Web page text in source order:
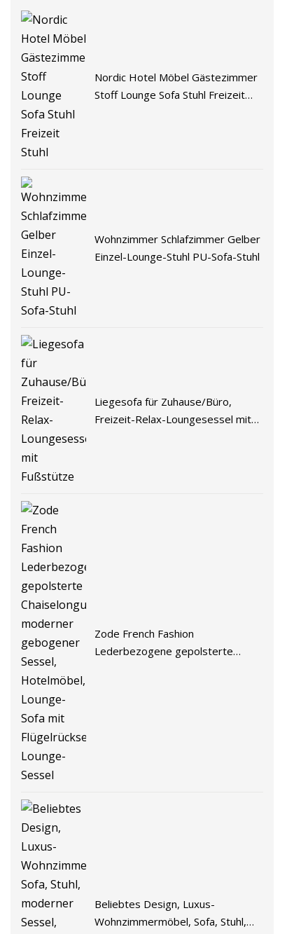
Nordic Hotel Möbel Gästezimmer
Stoff Lounge Sofa Stuhl Freizeit
Wohnzimmer Schlafzimmer Gelber
Einzel-Lounge-Stuhl PU-Sofa-Stuhl
Liegesofa für Zuhause/Büro,
Freizeit-Relax-Loungesessel mit
Zode French Fashion
Lederbezogene gepolsterte
Beliebtes Design, Luxus-
Wohnzimmermöbel, Sofa, Stuhl,